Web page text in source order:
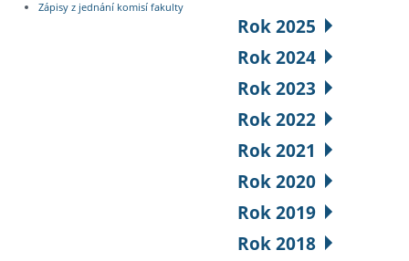
Zápisy z jednání komisí fakulty
Rok 2025
Rok 2024
Rok 2023
Rok 2022
Rok 2021
Rok 2020
Rok 2019
Rok 2018